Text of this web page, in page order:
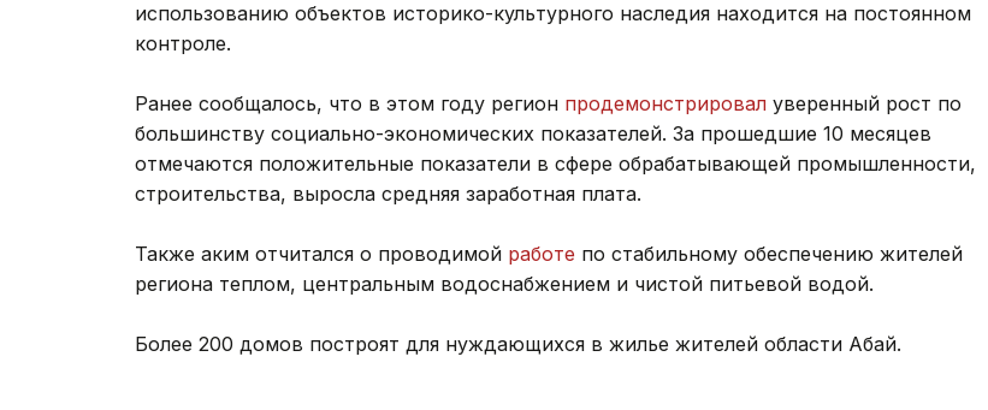
использованию объектов историко-культурного наследия находится на постоянном
контроле.
Ранее сообщалось, что в этом году регион продемонстрировал уверенный рост по
большинству социально-экономических показателей. За прошедшие 10 месяцев
отмечаются положительные показатели в сфере обрабатывающей промышленности,
строительства, выросла средняя заработная плата.
Также аким отчитался о проводимой работе по стабильному обеспечению жителей
региона теплом, центральным водоснабжением и чистой питьевой водой.
Более 200 домов построят для нуждающихся в жилье жителей области Абай.